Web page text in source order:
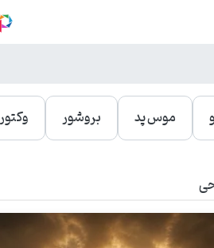
موس پد بروشور وکتور